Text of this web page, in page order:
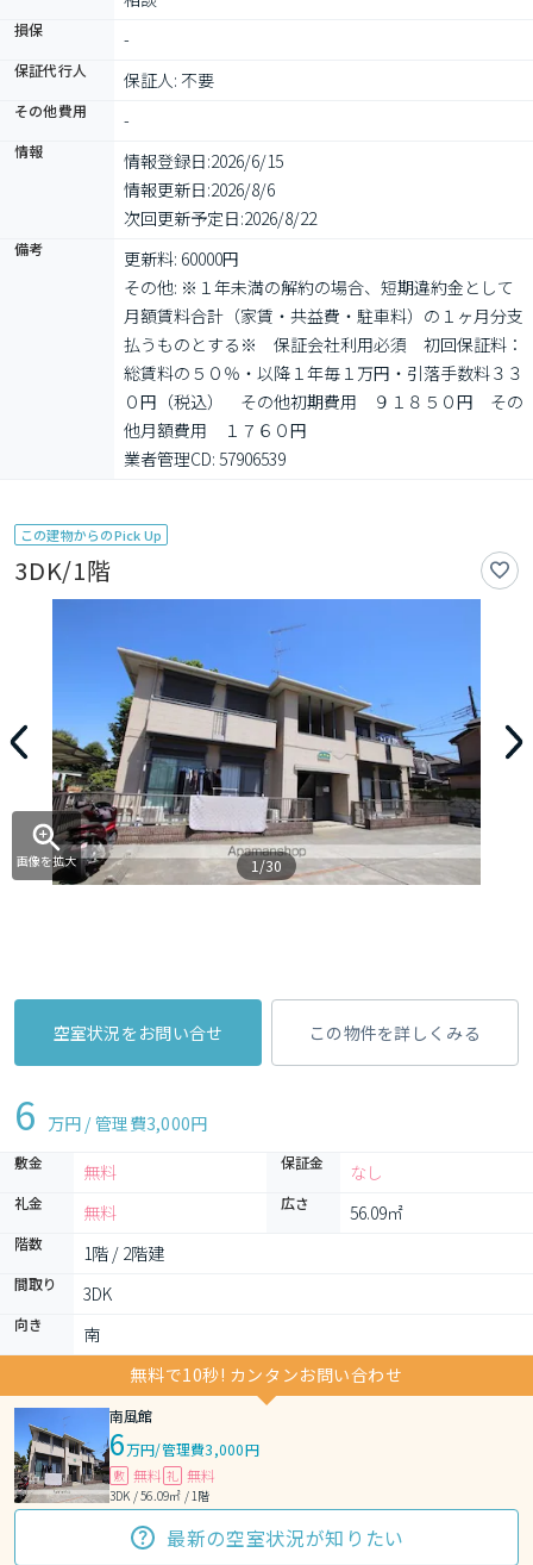
損保 -
保証代行人 保証人: 不要
その他費用 -
情報 情報登録日:2026/6/15
情報更新日:2026/8/6
次回更新予定日:2026/8/22
備考
更新料: 60000円
その他: ※１年未満の解約の場合、短期違約金として
月額賃料合計（家賃・共益費・駐車料）の１ヶ月分支
払うものとする※　保証会社利用必須　初回保証料：
総賃料の５０％・以降１年毎１万円・引落手数料３３
０円（税込）　その他初期費用　９１８５０円　その
他月額費用　１７６０円
業者管理CD: 57906539
この建物からのPick Up
3DK/1階
画像を拡大 1/30
空室状況をお問い合せ この物件を詳しくみる
6 万円 / 管理費3,000円
敷金 無料 保証金 なし
礼金 無料 広さ 56.09㎡
階数 1階 / 2階建
間取り 3DK
向き
南
無料で10秒! カンタンお問い合わせ
南風館
6万円/管理費3,000円
敷 無料 礼 無料
3DK / 56.09㎡ / 1階
最新の空室状況が知りたい